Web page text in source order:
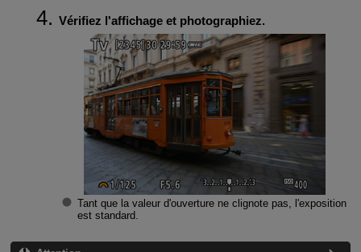
Vérifiez l'affichage et photographiez.
Tant que la valeur d'ouverture ne clignote pas, l'exposition
est standard.